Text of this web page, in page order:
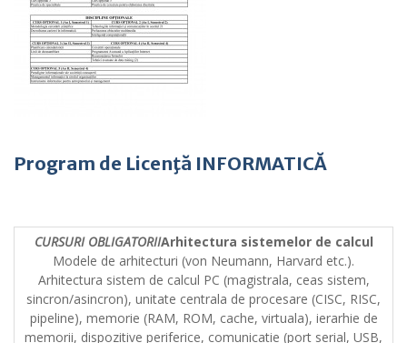
Program de Licenţă INFORMATICĂ
CURSURI OBLIGATORIIArhitectura sistemelor de calcul
Modele de arhitecturi (von Neumann, Harvard etc.).
Arhitectura sistem de calcul PC (magistrala, ceas sistem,
sincron/asincron), unitate centrala de procesare (CISC, RISC,
pipeline), memorie (RAM, ROM, cache, virtuala), ierarhie de
memorii, dispozitive periferice, comunicatie (port serial, USB,